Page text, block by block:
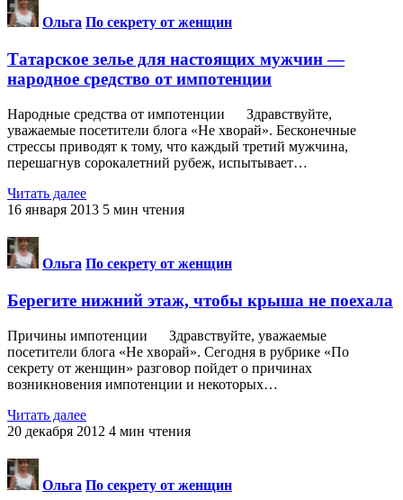
Ольга По секрету от женщин
Татарское зелье для настоящих мужчин —
народное средство от импотенции
Народные средства от импотенции Здравствуйте,
уважаемые посетители блога «Не хворай». Бесконечные
стрессы приводят к тому, что каждый третий мужчина,
перешагнув сорокалетний рубеж, испытывает…
Читать далее
16 января 2013 5 мин чтения
Ольга По секрету от женщин
Берегите нижний этаж, чтобы крыша не поехала
Причины импотенции Здравствуйте, уважаемые
посетители блога «Не хворай». Сегодня в рубрике «По
секрету от женщин» разговор пойдет о причинах
возникновения импотенции и некоторых…
Читать далее
20 декабря 2012 4 мин чтения
Ольга По секрету от женщин